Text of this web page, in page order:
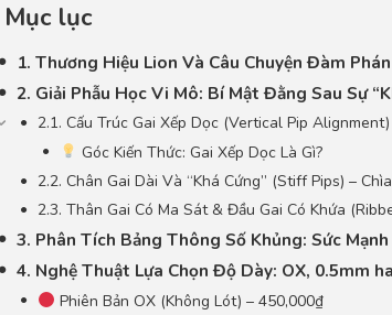
Mục lục
1. Thương Hiệu Lion Và Câu Chuyện Đàm
2. Giải Phẫu Học Vi Mô: Bí Mật Đằng Sau Sự
2.1. Cấu Trúc Gai Xếp Dọc (Vertical Pip Alignment)
Góc Kiến Thức: Gai Xếp Dọc Là Gì?
2.2. Chân Gai Dài Và “Khá Cứng” (Stiff Pips) –
2.3. Thân Gai Có Ma Sát & Đầu Gai Có Khứa
3. Phân Tích Bảng Thông Số Khủng: Sức
4. Nghệ Thuật Lựa Chọn Độ Dày: OX, 0.5mm
Phiên Bản OX (Không Lót) – 450,000₫